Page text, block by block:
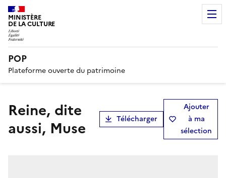
MINISTÈRE
DE LA CULTURE
POP
Plateforme ouverte du patrimoine
Reine, dite
aussi, Muse
Télécharger
Ajouter
à ma
sélection